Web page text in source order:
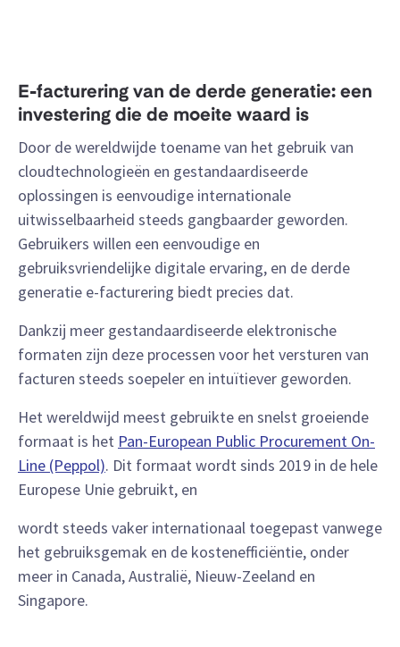
E-facturering van de derde generatie: een
investering die de moeite waard is
Door de wereldwijde toename van het gebruik van
cloudtechnologieën en gestandaardiseerde
oplossingen is eenvoudige internationale
uitwisselbaarheid steeds gangbaarder geworden.
Gebruikers willen een eenvoudige en
gebruiksvriendelijke digitale ervaring, en de derde
generatie e-facturering biedt precies dat.
Dankzij meer gestandaardiseerde elektronische
formaten zijn deze processen voor het versturen van
facturen steeds soepeler en intuïtiever geworden.
Het wereldwijd meest gebruikte en snelst groeiende
formaat is het Pan-European Public Procurement On-
Line (Peppol). Dit formaat wordt sinds 2019 in de hele
Europese Unie gebruikt, en
wordt steeds vaker internationaal toegepast vanwege
het gebruiksgemak en de kostenefficiëntie, onder
meer in Canada, Australië, Nieuw-Zeeland en
Singapore.